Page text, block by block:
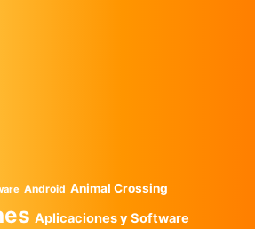
Android Animal Crossing
Aplicaciones y Software